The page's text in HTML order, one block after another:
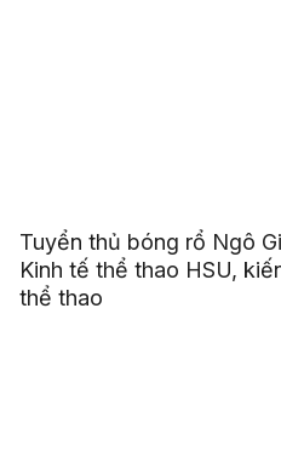
Tuyển thủ bóng rổ Ngô
Kinh tế thể thao HSU,
thể thao